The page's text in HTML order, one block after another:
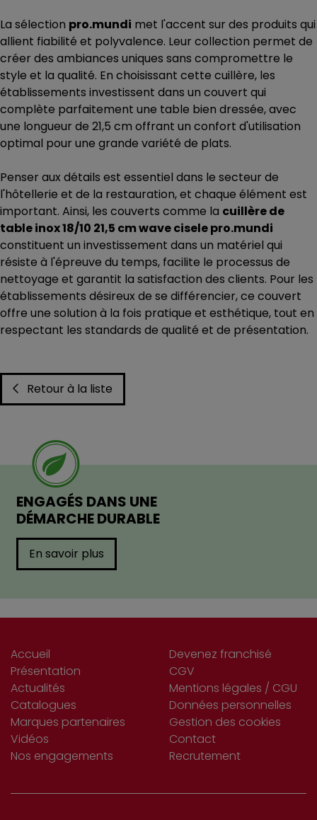
La sélection pro.mundi met l'accent sur des produits qui
allient fiabilité et polyvalence. Leur collection permet de
créer des ambiances uniques sans compromettre le
style et la qualité. En choisissant cette cuillère, les
établissements investissent dans un couvert qui
complète parfaitement une table bien dressée, avec
une longueur de 21,5 cm offrant un confort d'utilisation
optimal pour une grande variété de plats.
Penser aux détails est essentiel dans le secteur de
l'hôtellerie et de la restauration, et chaque élément est
important. Ainsi, les couverts comme la cuillère de
table inox 18/10 21,5 cm wave cisele pro.mundi
constituent un investissement dans un matériel qui
résiste à l'épreuve du temps, facilite le processus de
nettoyage et garantit la satisfaction des clients. Pour les
établissements désireux de se différencier, ce couvert
offre une solution à la fois pratique et esthétique, tout en
respectant les standards de qualité et de présentation.
Retour à la liste
ENGAGÉS DANS UNE
DÉMARCHE DURABLE
En savoir plus
Accueil
Présentation
Actualités
Catalogues
Marques partenaires
Vidéos
Nos engagements
Devenez franchisé
CGV
Mentions légales / CGU
Données personnelles
Gestion des cookies
Contact
Recrutement